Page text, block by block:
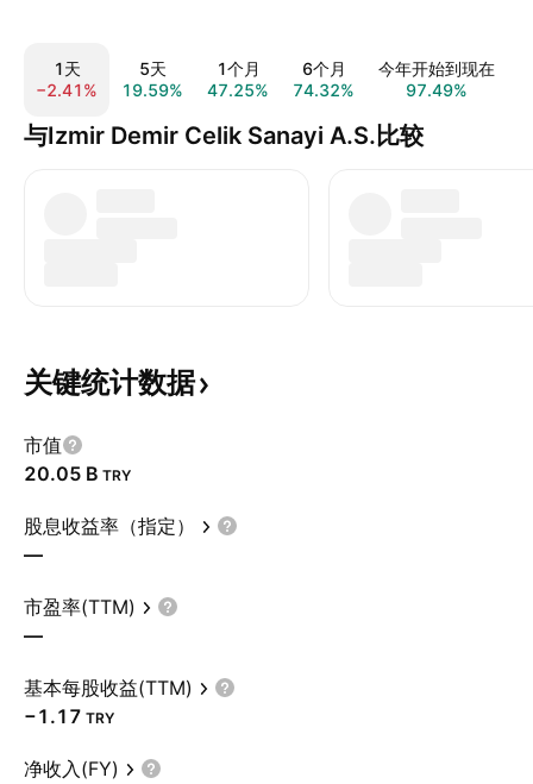
1天
−2.41%
5天
19.59%
1个月
47.25%
6个月
74.32%
今年开始到现在
97.49%
与Izmir Demir Celik Sanayi A.S.比较
关键统计数据
市值
‪20.05 B‬ TRY
股息收益率（指定）
—
市盈率(TTM)
—
基本每股收益(TTM)
−1.17 TRY
净收入(FY)